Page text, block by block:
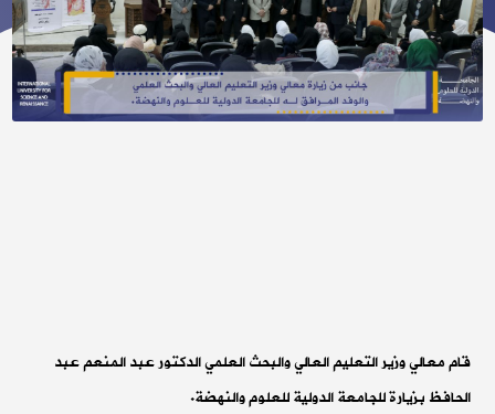
قام معالي وزير التعليم العالي والبحث العلمي الدكتور عبد المنعم عبد
الحافظ بزيارة للجامعة الدولية للعلوم والنهضة.